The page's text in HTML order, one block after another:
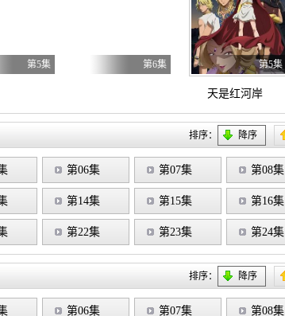
第5集 第6集
天是红河岸
第5集
排序： 降序
第06集 第07集 第08集
第14集 第15集 第16集
第22集 第23集 第24集
排序： 降序
第06集 第07集 第08集